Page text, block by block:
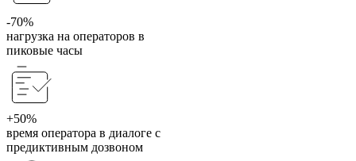
-70%
нагрузка на операторов в
пиковые часы
+50%
время оператора в диалоге с
предиктивным дозвоном